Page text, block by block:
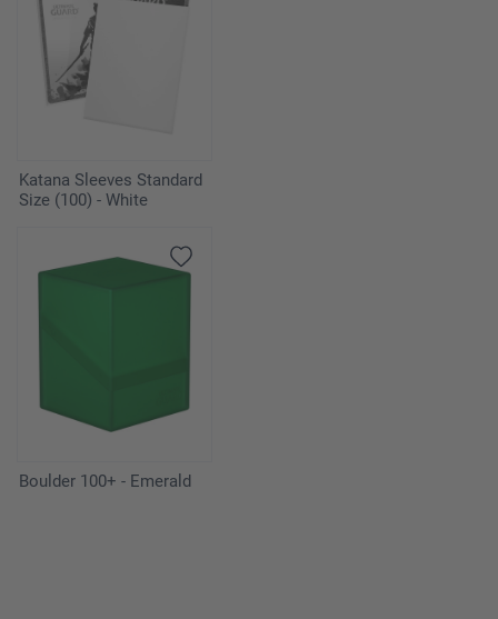
Katana Sleeves Standard
Size (100) - White
Boulder 100+ - Emerald